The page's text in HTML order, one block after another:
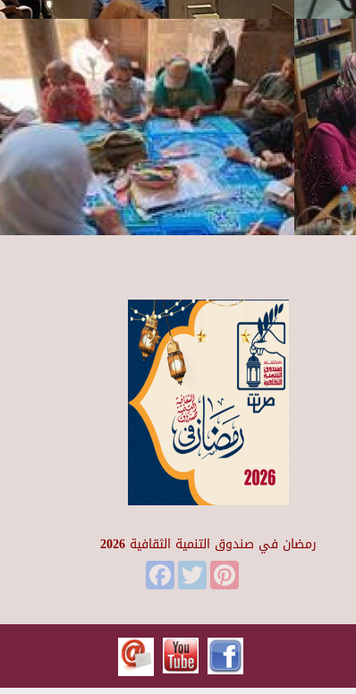
رمضان في صندوق التنمية الثقافية 2026
FacebookTwitter